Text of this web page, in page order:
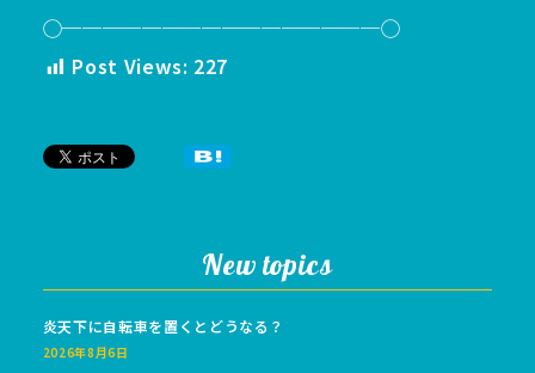
◯────────────────◯
Post Views: 227
New topics
炎天下に自転車を置くとどうなる？
2026年8月6日